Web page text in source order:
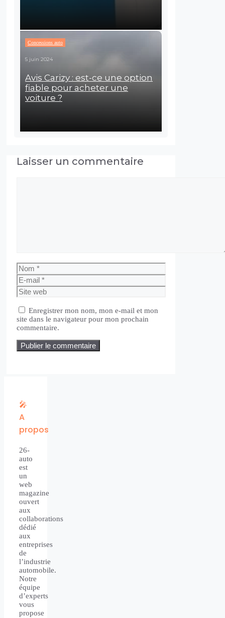
Concessions auto
5 juin 2024
Avis Carizy : est-ce une option
fiable pour acheter une
voiture ?
Laisser un commentaire
Nom
E-
mail
Site
web
Enregistrer mon nom, mon e-mail et mon
site dans le navigateur pour mon prochain
commentaire.
🎤
A
propos
26-
auto
est
un
web
magazine
ouvert
aux
collaborations
dédié
aux
entreprises
de
l’industrie
automobile.
Notre
équipe
d’experts
vous
propose